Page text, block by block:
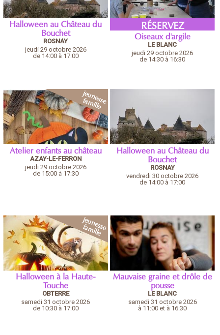
Halloween au Château du
Bouchet
ROSNAY
jeudi 29 octobre 2026
de 14:00 à 17:00
RÉSERVEZ
Oiseaux d'argile
LE BLANC
jeudi 29 octobre 2026
de 14:30 à 16:30
Atelier enfants au château
AZAY-LE-FERRON
jeudi 29 octobre 2026
de 15:00 à 17:30
Halloween au Château du
Bouchet
ROSNAY
vendredi 30 octobre 2026
de 14:00 à 17:00
Halloween à la Haute-
Touche
OBTERRE
samedi 31 octobre 2026
de 10:30 à 17:00
Mauvaise graine et drôle de
pousse
LE BLANC
samedi 31 octobre 2026
à 11:00 et à 16:30